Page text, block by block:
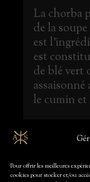
Pour offrir les meilleures
cookies pour stocker et/ou
La chorba
de la
est
est
de blé vert
assaisonné
le cumin